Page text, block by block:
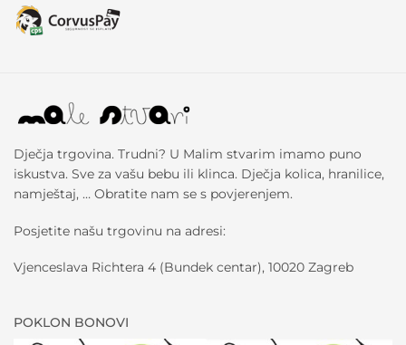
Dječja trgovina. Trudni? U Malim stvarim imamo puno
iskustva. Sve za vašu bebu ili klinca. Dječja kolica, hranilice,
namještaj, … Obratite nam se s povjerenjem.
Posjetite našu trgovinu na adresi:
Vjenceslava Richtera 4 (Bundek centar), 10020 Zagreb
POKLON BONOVI